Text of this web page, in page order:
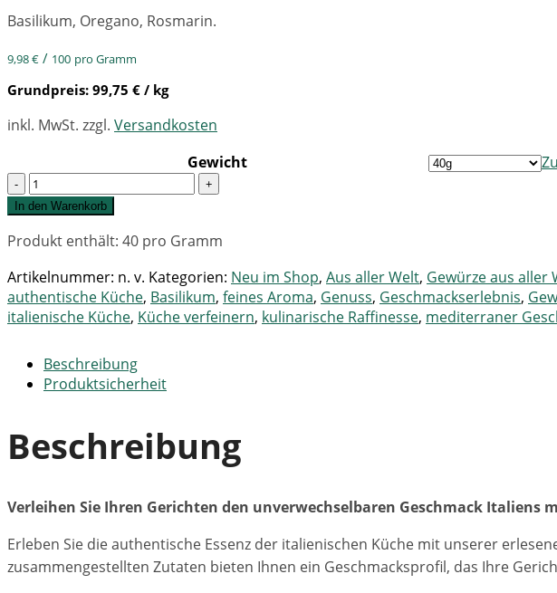
Basilikum, Oregano, Rosmarin.
9,98€ / 100 pro Gramm
Grundpreis: 99,75 € / kg
inkl. MwSt. zzgl. Versandkosten
Gewicht
Quantity
In den Warenkorb
Produkt enthält: 40 pro Gramm
Artikelnummer: n. v. Kategorien: Neu im Shop, Aus aller Welt, Gewürze aus aller
authentische Küche, Basilikum, feines Aroma, Genuss, Geschmackserlebnis,
italienische Küche, Küche verfeinern, kulinarische Raffinesse, mediterraner
Beschreibung
Produktsicherheit
Beschreibung
Verleihen Sie Ihren Gerichten den unverwechselbaren Geschmack
Erleben Sie die authentische Essenz der italienischen Küche mit unserer
zusammengestellten Zutaten bieten Ihnen ein Geschmacksprofil, das Ihre